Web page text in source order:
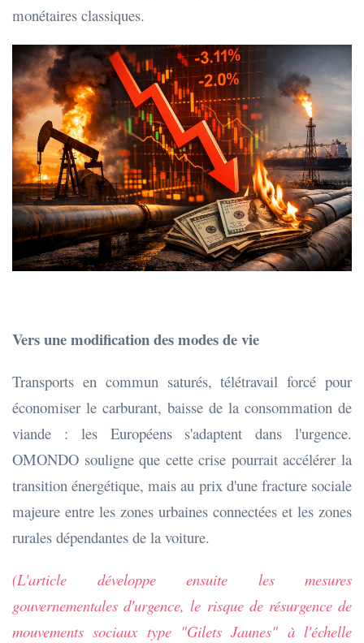
monétaires classiques.
Vers une modification des modes de vie
Transports en commun saturés, télétravail forcé pour
économiser le carburant, baisse de la consommation de
viande : les Européens s'adaptent dans l'urgence.
OMONDO souligne que cette crise pourrait accélérer la
transition énergétique, mais au prix d'une fracture sociale
majeure entre les zones urbaines connectées et les zones
rurales dépendantes de la voiture.
(L'article développe ensuite les mesures
gouvernementales d'urgence, le risque de résurgence de
mouvements sociaux type "Gilets Jaunes" à l'échelle